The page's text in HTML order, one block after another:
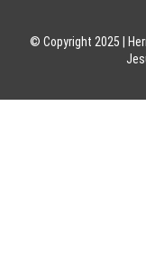
© Copyright 2025 |